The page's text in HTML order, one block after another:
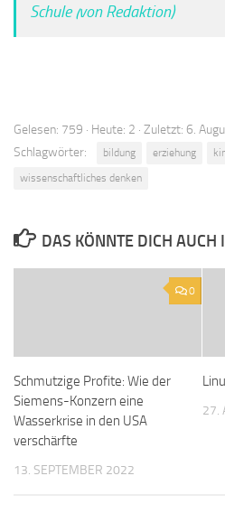
Schule (von Redaktion)
Gelesen: 759 · Heute: 2 · Zuletzt: 6.
Schlagwörter:
bildung erziehung
wissenschaftliches denken
DAS KÖNNTE DICH AUCH
0
Schmutzige Profite: Wie der
Siemens-Konzern eine
Wasserkrise in den USA
verschärfte
13. SEPTEMBER 2022
27.